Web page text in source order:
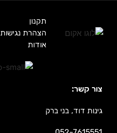
תקנון
הצהרת נגישות
אודות
צור קשר:
גינות דוד, בני ברק